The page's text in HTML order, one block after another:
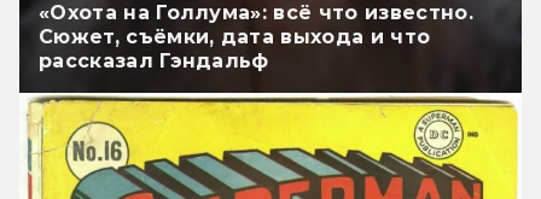
«Охота на Голлума»: всё что известно.
Сюжет, съёмки, дата выхода и что
рассказал Гэндальф